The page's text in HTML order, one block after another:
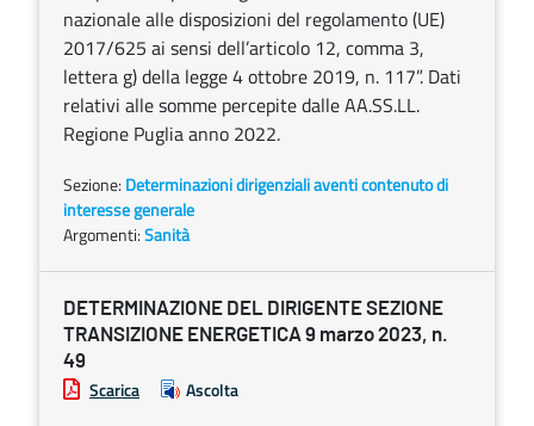
nazionale alle disposizioni del regolamento (UE)
2017/625 ai sensi dell’articolo 12, comma 3,
lettera g) della legge 4 ottobre 2019, n. 117”. Dati
relativi alle somme percepite dalle AA.SS.LL.
Regione Puglia anno 2022.
Sezione: Determinazioni dirigenziali aventi contenuto di
interesse generale
Argomenti:Sanità
DETERMINAZIONE DEL DIRIGENTE SEZIONE
TRANSIZIONE ENERGETICA 9 marzo 2023, n.
49
Scarica Ascolta